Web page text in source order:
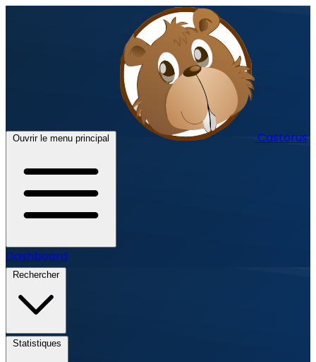
Ouvrir le menu principal Castorus
Dashboard
Rechercher
Statistiques